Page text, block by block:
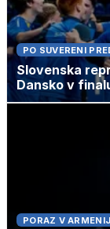
PO SUVERENI
Slovenska
Dansko v
PORAZ V